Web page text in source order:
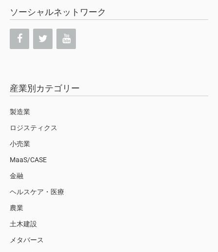
ソーシャルネットワーク
産業別カテゴリー
製造業
ロジスティクス
小売業
MaaS/CASE
金融
ヘルスケア・医療
農業
土木建設
メタバース